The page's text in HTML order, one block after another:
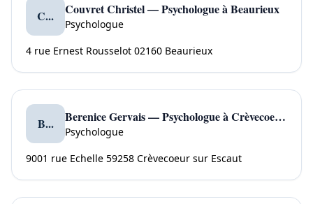
C... Couvret Christel — Psychologue à Beaurieux
Psychologue
4 rue Ernest Rousselot 02160 Beaurieux
B... Berenice Gervais — Psychologue à Crèvecoeur sur Escaut
Psychologue
9001 rue Echelle 59258 Crèvecoeur sur Escaut